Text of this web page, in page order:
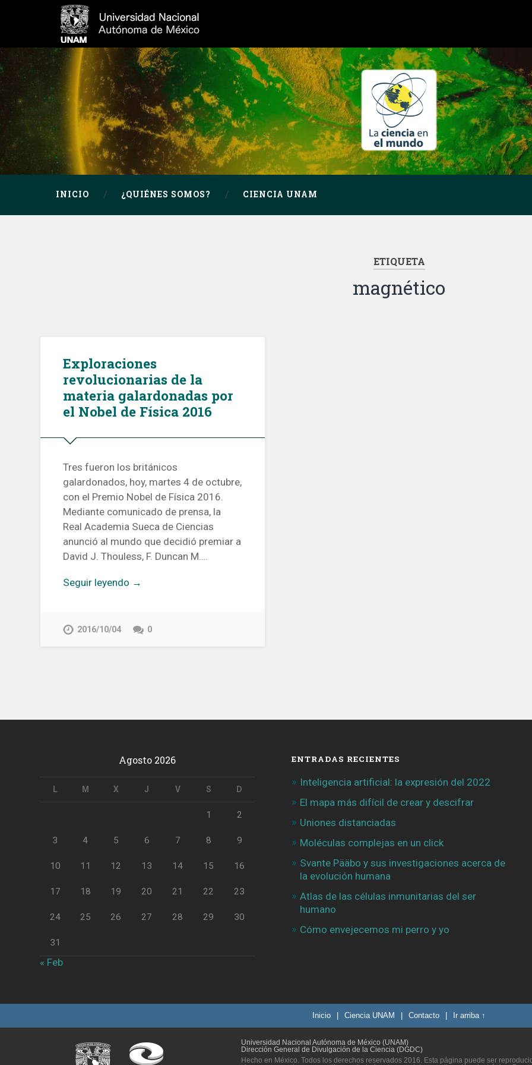
INICIO ¿QUIÉNES SOMOS? CIENCIA UNAM
ETIQUETA
magnético
Exploraciones
revolucionarias de la
materia galardonadas por
el Nobel de Física 2016
Tres fueron los británicos
galardonados, hoy, martes 4 de octubre,
con el Premio Nobel de Física 2016.
Mediante comunicado de prensa, la
Real Academia Sueca de Ciencias
anunció al mundo que decidió premiar a
David J. Thouless, F. Duncan M….
Seguir leyendo →
2016/10/04 0
Agosto 2026
L M X J V S D
1 2
3 4 5 6 7 8 9
10 11 12 13 14 15 16
17 18 19 20 21 22 23
24 25 26 27 28 29 30
31
« Feb
ENTRADAS RECIENTES
Inteligencia artificial: la expresión del 2022
El mapa más difícil de crear y descifrar
Uniones distanciadas
Moléculas complejas en un click
Svante Pääbo y sus investigaciones acerca de
la evolución humana
Atlas de las células inmunitarias del ser
humano
Cómo envejecemos mi perro y yo
Inicio Ciencia UNAM Contacto Ir arriba ↑
Universidad Nacional Autónoma de México (UNAM)
Dirección General de Divulgación de la Ciencia (DGDC)
Hecho en México. Todos los derechos reservados 2016. Esta página puede ser